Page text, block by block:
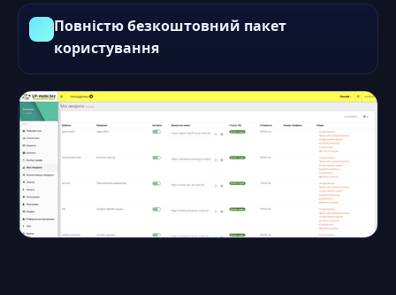
Повністю безкоштовний пакет
користування